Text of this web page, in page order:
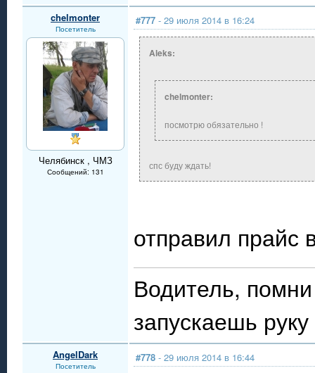
chelmonter
Посетитель
Челябинск , ЧМЗ
Сообщений: 131
#777 - 29 июля 2014 в 16:24
Aleks:
chelmonter:
посмотрю обязательно !
спс буду ждать!
отправил прайс
Водитель,
запускаешь
AngelDark
Посетитель
#778 - 29 июля 2014 в 16:44